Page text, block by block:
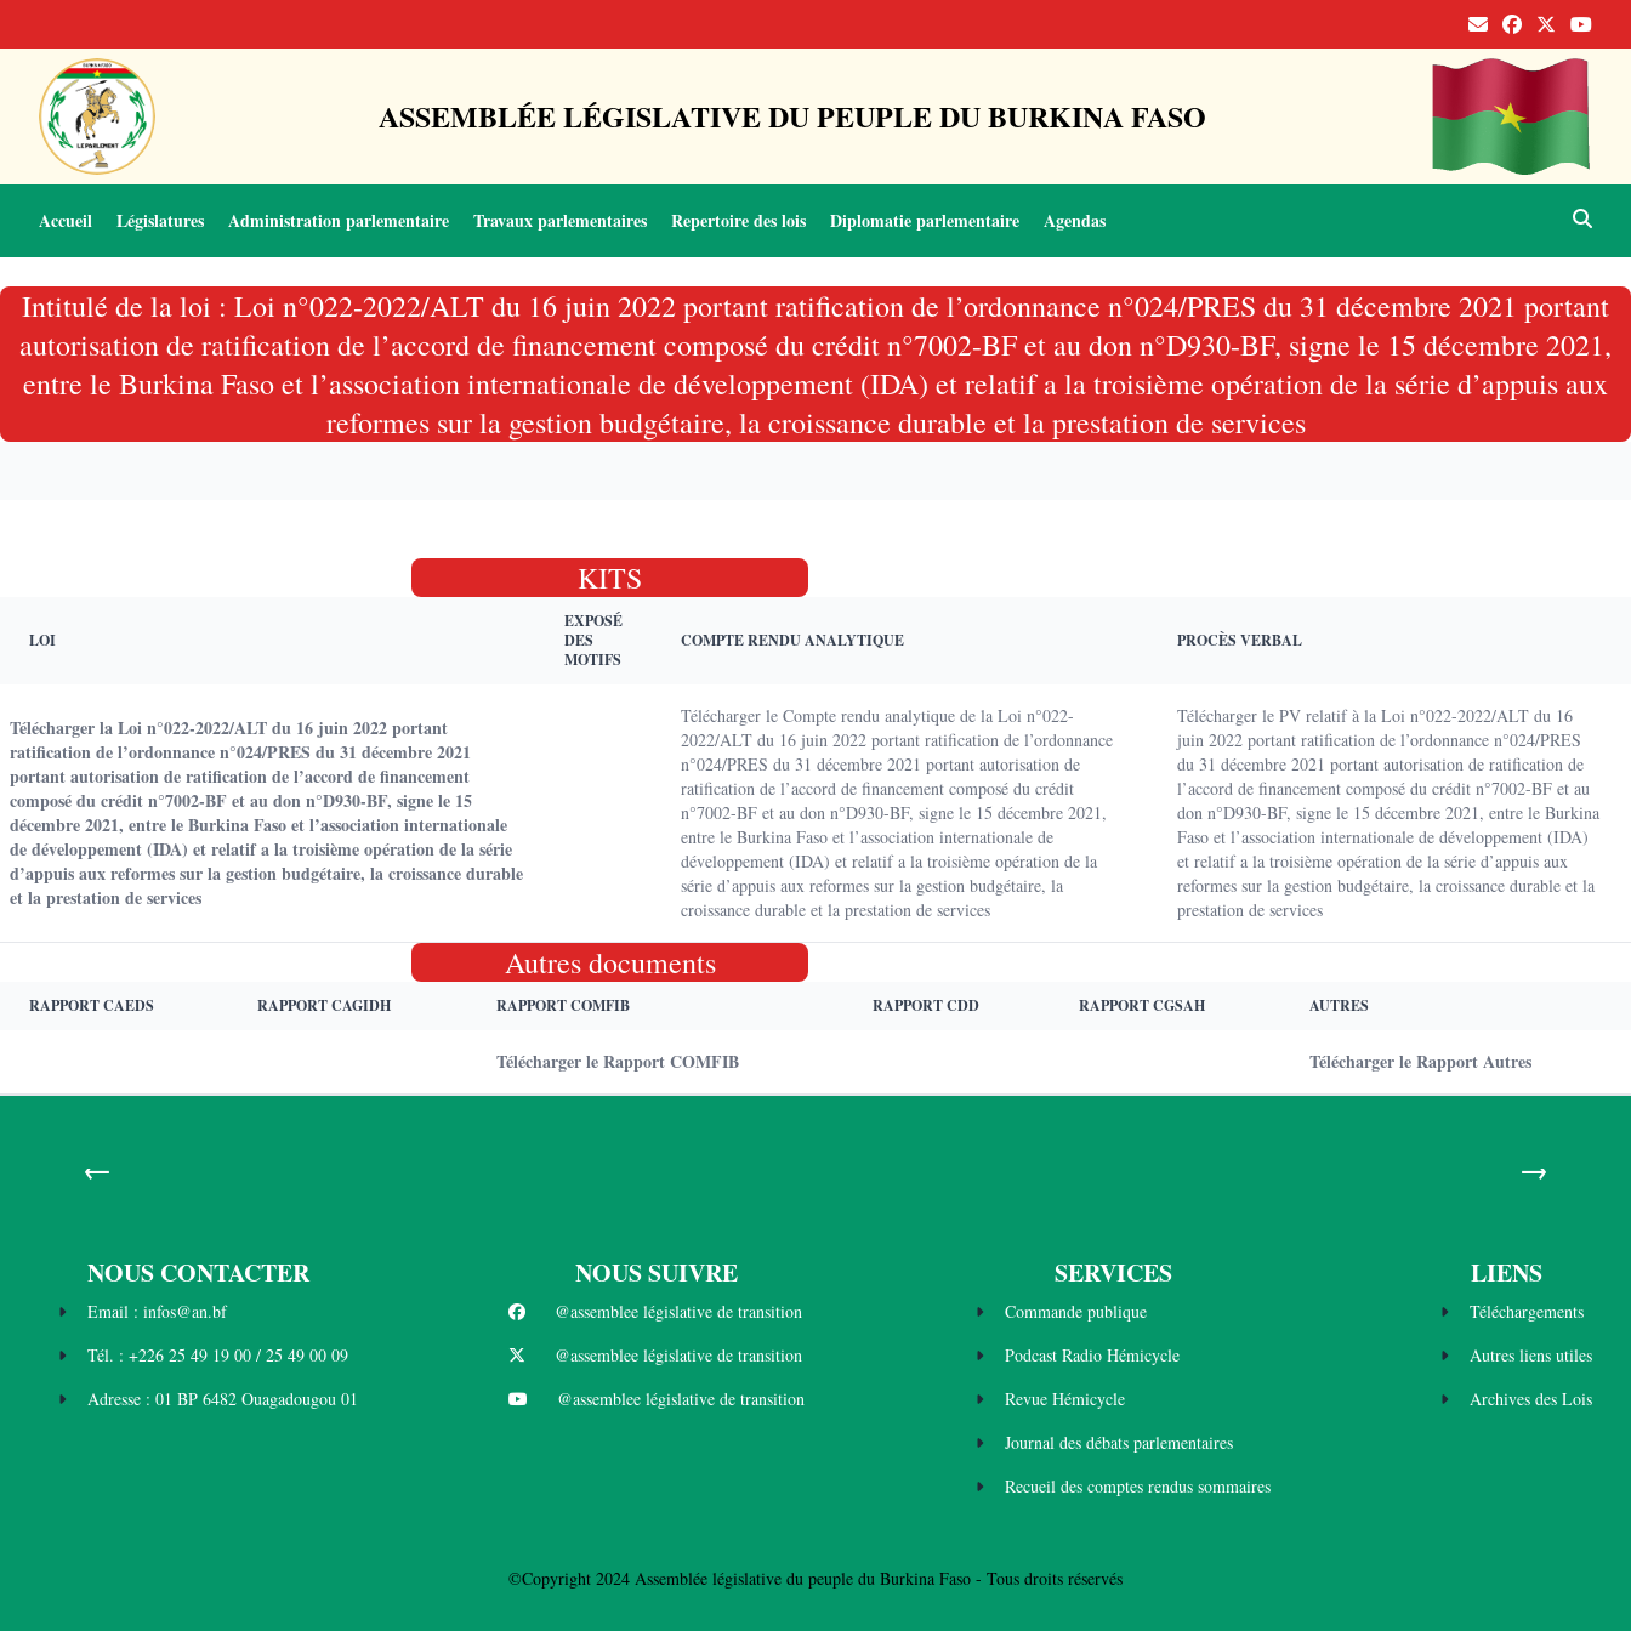
ASSEMBLÉE LÉGISLATIVE DU PEUPLE DU BURKINA FASO
Accueil Législatures Administration parlementaire Travaux parlementaires Repertoire des lois Diplomatie parlementaire Agendas
Intitulé de la loi : Loi n°022-2022/ALT du 16 juin 2022 portant ratification de l’ordonnance n°024/PRES du 31 décembre 2021 portant
autorisation de ratification de l’accord de financement composé du crédit n°7002-BF et au don n°D930-BF, signe le 15 décembre 2021,
entre le Burkina Faso et l’association internationale de développement (IDA) et relatif a la troisième opération de la série d’appuis aux
reformes sur la gestion budgétaire, la croissance durable et la prestation de services
KITS
LOI
EXPOSÉ
DES
MOTIFS
COMPTE RENDU ANALYTIQUE PROCÈS VERBAL
Télécharger la Loi n°022-2022/ALT du 16 juin 2022 portant
ratification de l’ordonnance n°024/PRES du 31 décembre 2021
portant autorisation de ratification de l’accord de financement
composé du crédit n°7002-BF et au don n°D930-BF, signe le 15
décembre 2021, entre le Burkina Faso et l’association internationale
de développement (IDA) et relatif a la troisième opération de la série
d’appuis aux reformes sur la gestion budgétaire, la croissance durable
et la prestation de services
Télécharger le Compte rendu analytique de la Loi n°022-
2022/ALT du 16 juin 2022 portant ratification de l’ordonnance
n°024/PRES du 31 décembre 2021 portant autorisation de
ratification de l’accord de financement composé du crédit
n°7002-BF et au don n°D930-BF, signe le 15 décembre 2021,
entre le Burkina Faso et l’association internationale de
développement (IDA) et relatif a la troisième opération de la
série d’appuis aux reformes sur la gestion budgétaire, la
croissance durable et la prestation de services
Télécharger le PV relatif à la Loi n°022-2022/ALT du 16
juin 2022 portant ratification de l’ordonnance n°024/PRES
du 31 décembre 2021 portant autorisation de ratification de
l’accord de financement composé du crédit n°7002-BF et au
don n°D930-BF, signe le 15 décembre 2021, entre le Burkina
Faso et l’association internationale de développement (IDA)
et relatif a la troisième opération de la série d’appuis aux
reformes sur la gestion budgétaire, la croissance durable et la
prestation de services
Autres documents
RAPPORT CAEDS RAPPORT CAGIDH RAPPORT COMFIB RAPPORT CDD RAPPORT CGSAH AUTRES
Télécharger le Rapport COMFIB Télécharger le Rapport Autres
← →
NOUS CONTACTER
Email : infos@an.bf
Tél. : +226 25 49 19 00 / 25 49 00 09
Adresse : 01 BP 6482 Ouagadougou 01
NOUS SUIVRE
@assemblee législative de transition
@assemblee législative de transition
@assemblee législative de transition
SERVICES
Commande publique
Podcast Radio Hémicycle
Revue Hémicycle
Journal des débats parlementaires
Recueil des comptes rendus sommaires
LIENS
Téléchargements
Autres liens utiles
Archives des Lois
©Copyright 2024 Assemblée législative du peuple du Burkina Faso - Tous droits réservés